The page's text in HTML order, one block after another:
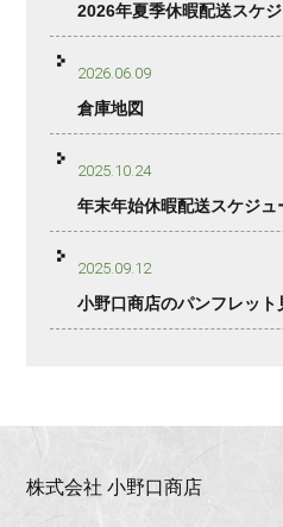
2026年夏季休暇配送スケ
2026.06.09
倉庫地図
2025.10.24
年末年始休暇配送スケジュ
2025.09.12
小野口商店のパンフレット
株式会社 小野口商店